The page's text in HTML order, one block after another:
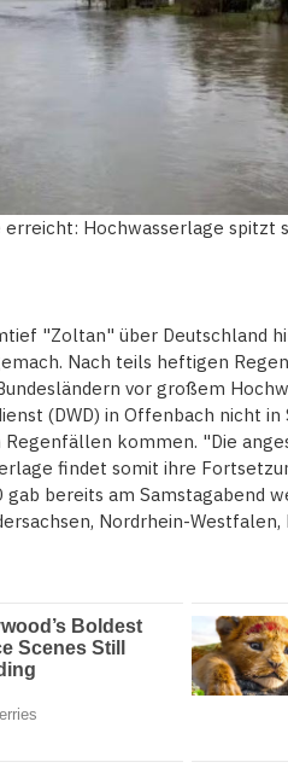
Hochwasserlage spitzt
"Zoltan" über Deutschland
Nach teils heftigen
vor großem
(DWD) in Offenbach nicht
kommen. "Die
findet somit ihre
gab bereits am Samstagabend
Nordrhein-